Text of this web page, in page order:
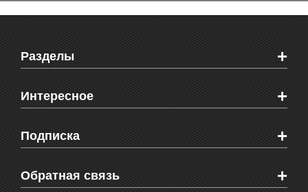
Разделы +
Новости Феодосии
Новости Крыма
Мировые новости
Объявления
Здоровье
СМС мнения читателей
Интересное +
Видео о Феодосии
Веб-камеры Феодосии
Блоги феодосийцев
Школы Феодосии
Подписка +
Печатная версия газеты "Кафа"
RSS
Обратная связь +